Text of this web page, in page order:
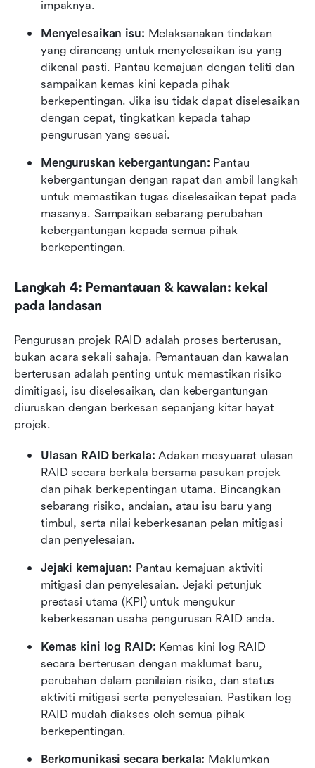
impaknya.
Menyelesaikan isu: Melaksanakan tindakan
yang dirancang untuk menyelesaikan isu yang
dikenal pasti. Pantau kemajuan dengan teliti dan
sampaikan kemas kini kepada pihak
berkepentingan. Jika isu tidak dapat diselesaikan
dengan cepat, tingkatkan kepada tahap
pengurusan yang sesuai.
Menguruskan kebergantungan: Pantau
kebergantungan dengan rapat dan ambil langkah
untuk memastikan tugas diselesaikan tepat pada
masanya. Sampaikan sebarang perubahan
kebergantungan kepada semua pihak
berkepentingan.
Langkah 4: Pemantauan & kawalan: kekal
pada landasan
Pengurusan projek RAID adalah proses berterusan,
bukan acara sekali sahaja. Pemantauan dan kawalan
berterusan adalah penting untuk memastikan risiko
dimitigasi, isu diselesaikan, dan kebergantungan
diuruskan dengan berkesan sepanjang kitar hayat
projek.
Ulasan RAID berkala: Adakan mesyuarat ulasan
RAID secara berkala bersama pasukan projek
dan pihak berkepentingan utama. Bincangkan
sebarang risiko, andaian, atau isu baru yang
timbul, serta nilai keberkesanan pelan mitigasi
dan penyelesaian.
Jejaki kemajuan: Pantau kemajuan aktiviti
mitigasi dan penyelesaian. Jejaki petunjuk
prestasi utama (KPI) untuk mengukur
keberkesanan usaha pengurusan RAID anda.
Kemas kini log RAID: Kemas kini log RAID
secara berterusan dengan maklumat baru,
perubahan dalam penilaian risiko, dan status
aktiviti mitigasi serta penyelesaian. Pastikan log
RAID mudah diakses oleh semua pihak
berkepentingan.
Berkomunikasi secara berkala: Maklumkan